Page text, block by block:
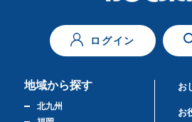
ログイン
地域から探す
北九州
お
お